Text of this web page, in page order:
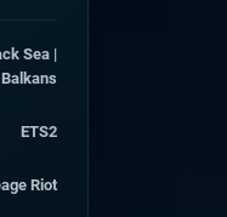
Sea |
ETS2
Riot